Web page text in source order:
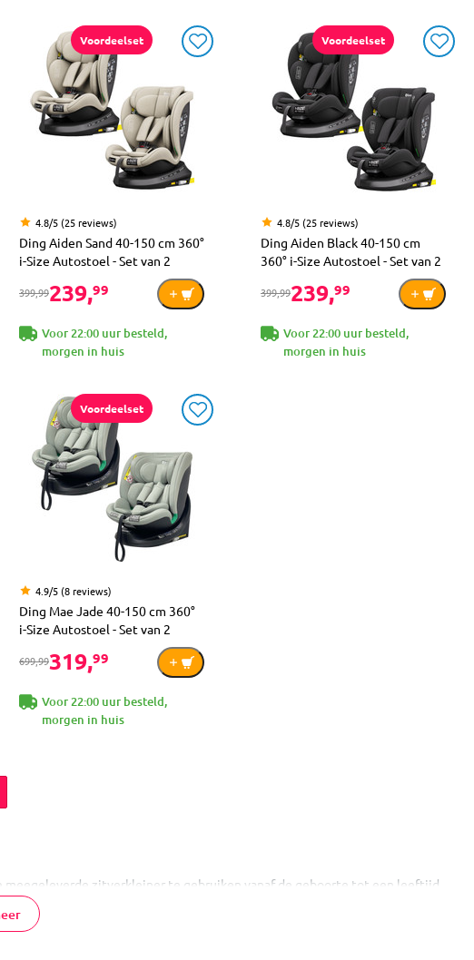
Voordeelset
4.8/5 (25 reviews)
Ding Aiden Sand 40-150 cm 360°
i-Size Autostoel - Set van 2
399,99239,99
Voor 22:00 uur besteld,
morgen in huis
Voordeelset
4.8/5 (25 reviews)
Ding Aiden Black 40-150 cm
360° i-Size Autostoel - Set van 2
399,99239,99
Voor 22:00 uur besteld,
morgen in huis
Voordeelset
4.9/5 (8 reviews)
Ding Mae Jade 40-150 cm 360°
i-Size Autostoel - Set van 2
699,99319,99
Voor 22:00 uur besteld,
morgen in huis
meegeleverde zitverkleiner te gebruiken vanaf de geboorte tot een leeftijd